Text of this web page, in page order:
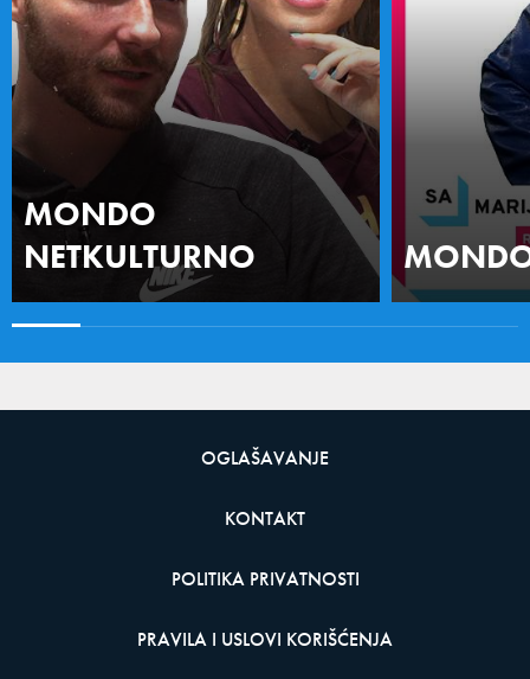
MONDO
NETKULTURNO
OGLAŠAVANJE
KONTAKT
POLITIKA PRIVATNOSTI
PRAVILA I USLOVI KORIŠĆENJA